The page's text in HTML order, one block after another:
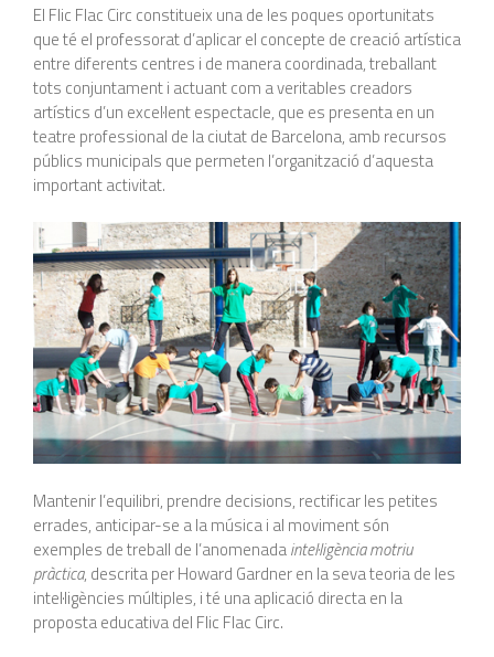
El Flic Flac Circ constitueix una de les poques oportunitats
que té el professorat d’aplicar el concepte de creació artística
entre diferents centres i de manera coordinada, treballant
tots conjuntament i actuant com a veritables creadors
artístics d’un excel·lent espectacle, que es presenta en un
teatre professional de la ciutat de Barcelona, amb recursos
públics municipals que permeten l’organització d’aquesta
important activitat.
Mantenir l’equilibri, prendre decisions, rectificar les petites
errades, anticipar-se a la música i al moviment són
exemples de treball de l’anomenadaintel·ligència motriu
pràctica, descrita per Howard Gardner en la seva teoria de les
intel·ligències múltiples, i té una aplicació directa en la
proposta educativa del Flic Flac Circ.